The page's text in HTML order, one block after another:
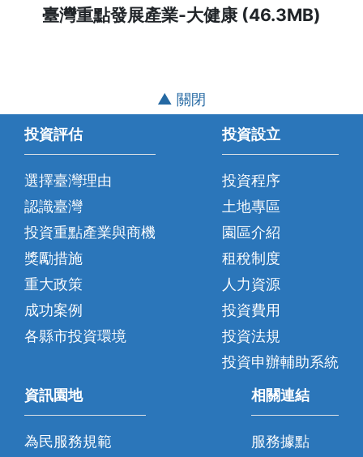
臺灣重點發展產業-大健康 (46.3MB)
▲ 關閉
投資評估
選擇臺灣理由
認識臺灣
投資重點產業與商機
獎勵措施
重大政策
成功案例
各縣市投資環境
投資設立
投資程序
土地專區
園區介紹
租稅制度
人力資源
投資費用
投資法規
投資申辦輔助系統
資訊園地
為民服務規範
相關連結
服務據點